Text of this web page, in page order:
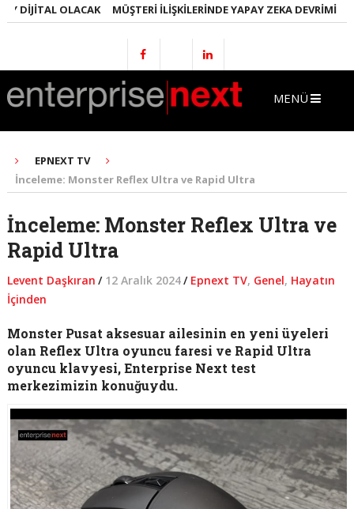
DIJITAL OLACAK MÜŞTERI İLIŞKILERINDE YAPAY ZEKA DEVRIMI
MENÜ
EPNEXT TV
İnceleme: Monster Reflex Ultra ve Rapid Ultra
İnceleme: Monster Reflex Ultra ve
Rapid Ultra
Levent Daşkıran / 12 Aralık 2024/ Epnext TV, Genel, Hayatın
İçinden
Monster Pusat aksesuar ailesinin en yeni üyeleri
olan Reflex Ultra oyuncu faresi ve Rapid Ultra
oyuncu klavyesi, Enterprise Next test
merkezimizin konuğuydu.